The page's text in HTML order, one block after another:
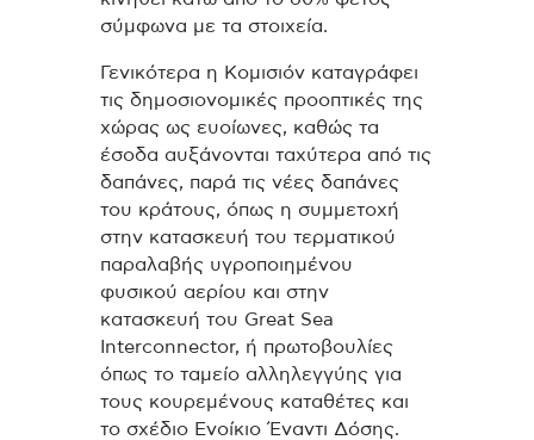
σύμφωνα με τα στοιχεία.
Γενικότερα η Κομισιόν καταγράφει
τις δημοσιονομικές προοπτικές της
χώρας ως ευοίωνες, καθώς τα
έσοδα αυξάνονται ταχύτερα από τις
δαπάνες, παρά τις νέες δαπάνες
του κράτους, όπως η συμμετοχή
στην κατασκευή του τερματικού
παραλαβής υγροποιημένου
φυσικού αερίου και στην
κατασκευή του Great Sea
Interconnector, ή πρωτοβουλίες
όπως το ταμείο αλληλεγγύης για
τους κουρεμένους καταθέτες και
το σχέδιο Ενοίκιο Έναντι Δόσης.